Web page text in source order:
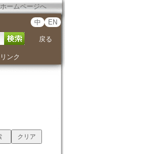
ホームページへ
中 EN
戻る
リンク